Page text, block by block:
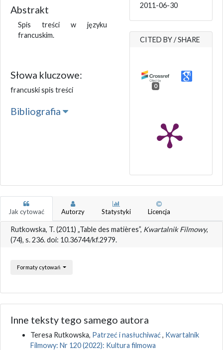
Abstrakt
Spis treści w języku
francuskim.
Słowa kluczowe:
francuski spis treści
Bibliografia
2011-06-30
CITED BY / SHARE
0
Jak cytować Autorzy Statystyki Licencja
Rutkowska, T. (2011) „Table des matières”, Kwartalnik Filmowy,
(74), s. 236. doi: 10.36744/kf.2979.
Formaty cytowań
Inne teksty tego samego autora
Teresa Rutkowska, Patrzeć i nasłuchiwać, Kwartalnik
Filmowy: Nr 120 (2022): Kultura filmowa